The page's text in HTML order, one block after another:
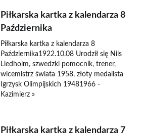
Piłkarska kartka z kalendarza 8
Października
Piłkarska kartka z kalendarza 8
Października1922.10.08 Urodził się Nils
Liedholm, szwedzki pomocnik, trener,
wicemistrz świata 1958, złoty medalista
Igrzysk Olimpijskich 19481966 -
Kazimierz »
Piłkarska kartka z kalendarza 7